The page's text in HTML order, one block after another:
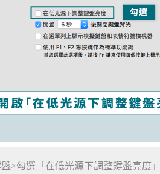
>勾選「在低光源下調整鍵盤亮度